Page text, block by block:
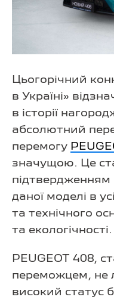
Цьогорічний
в Україні»
в історії
абсолютний
перемогу
значущою. Це
підтвердженням
даної моделі в
та технічного
та екологічності.
PEUGEOT 408,
переможцем, не
високий статус